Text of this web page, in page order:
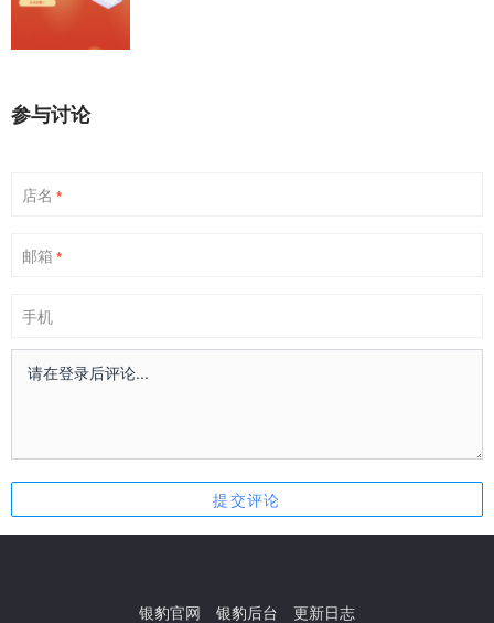
参与讨论
店名 *
邮箱 *
手机
银豹官网 银豹后台 更新日志